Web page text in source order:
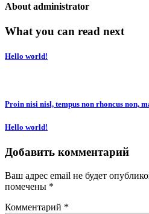
About administrator
What you can read next
Hello world!
Proin nisi nisl, tempus non rhoncus non,
Hello world!
Добавить комментарий
Ваш адрес email не будет
помечены *
Комментарий *